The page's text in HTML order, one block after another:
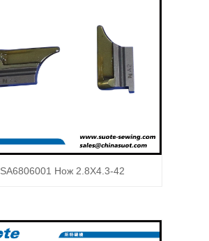
SA6806001 Нож 2.8X4.3-42